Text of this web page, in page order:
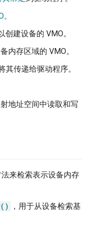
创建设备的 VMO。
内存区域的 VMO。
其传递给驱动程序。
地址空间中读取和写
来检索表示设备内存
，用于从设备检索基